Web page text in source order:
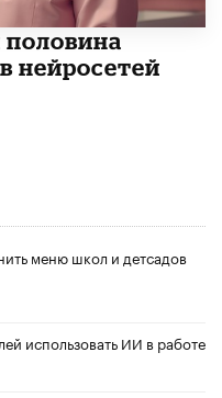
нейросетей
меню школ и детсадов
использовать ИИ в работе